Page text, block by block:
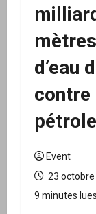
d’eau
contre
pétrole
Event
23 octobre
9 minutes lues